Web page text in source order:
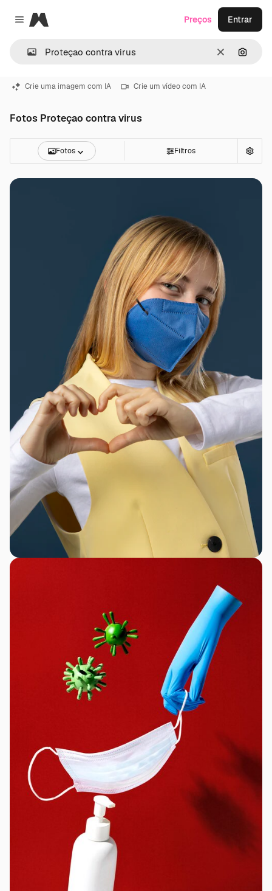
Close menu
Magnific
Limpar
Preços Entrar
Crie uma imagem com IA Crie um vídeo com IA
Fotos Proteçao contra virus
Fotos Filtros